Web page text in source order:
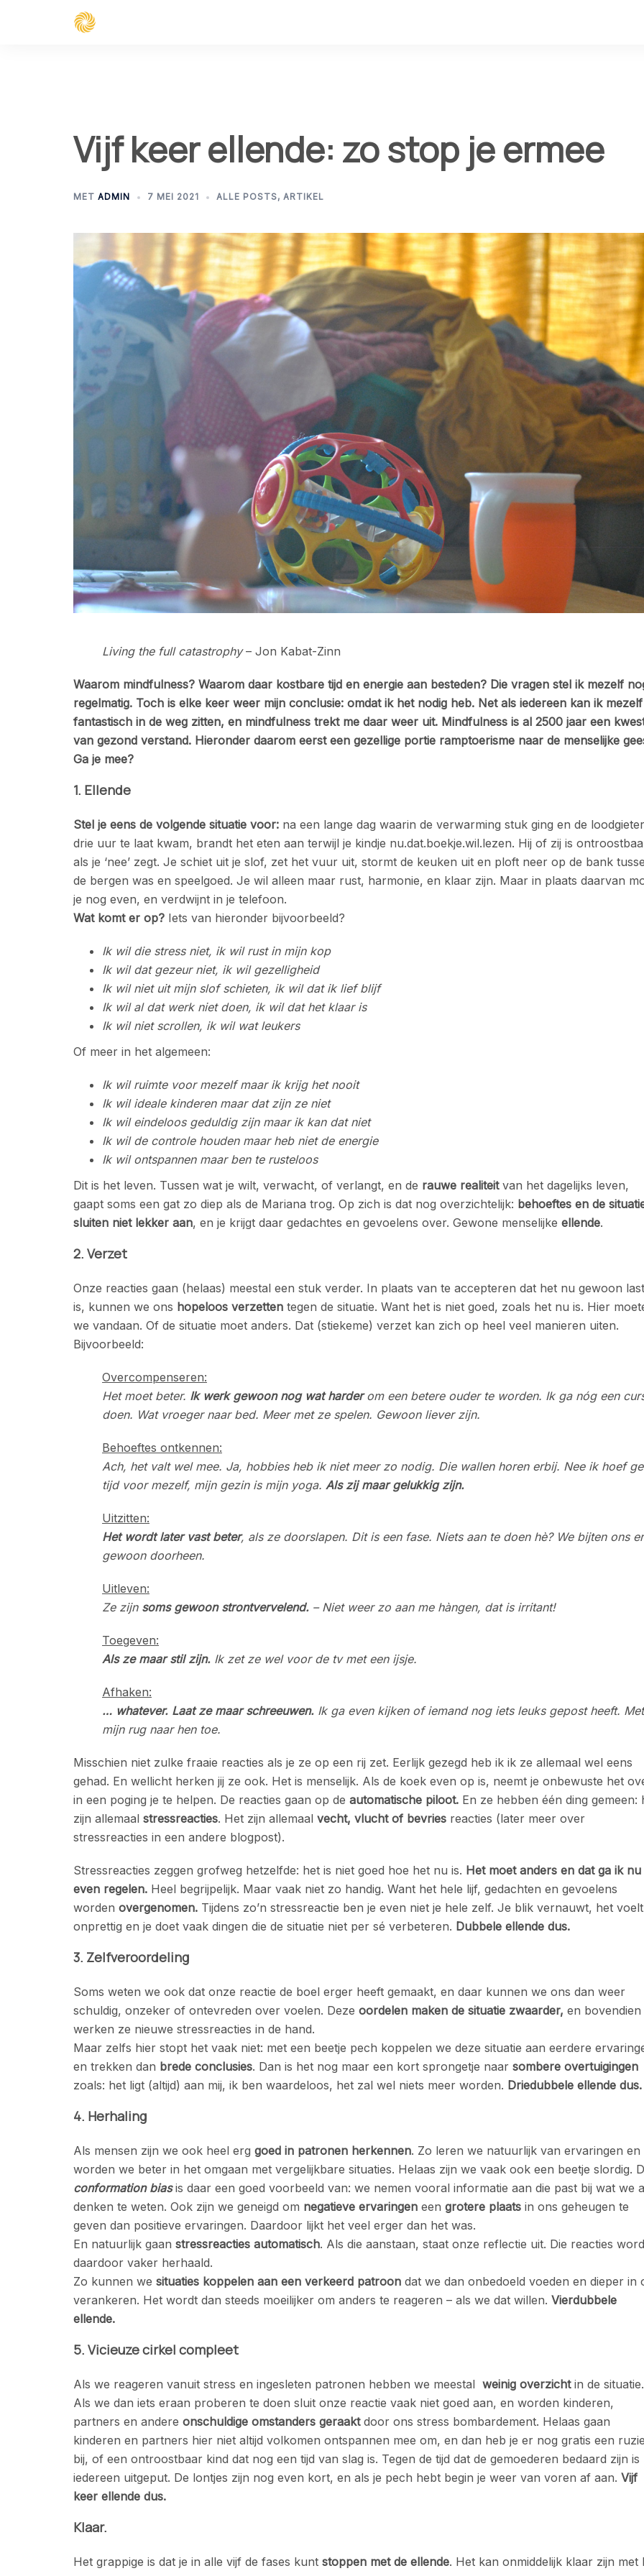
Vijf keer ellende: zo stop je ermee
MET ADMIN 7 MEI 2021 ALLE POSTS, ARTIKEL
Living the full catastrophy– Jon Kabat-Zinn
Waarom mindfulness? Waarom daar kostbare tijd en energie aan besteden? Die vragen stel ik mezelf
regelmatig. Toch is elke keer weer mijn conclusie: omdat ik het nodig heb. Net als iedereen kan ik mezelf
fantastisch in de weg zitten, en mindfulness trekt me daar weer uit. Mindfulness is al 2500 jaar een
van gezond verstand. Hieronder daarom eerst een gezellige portie ramptoerisme naar de menselijke
Ga je mee?
1. Ellende
Stel je eens de volgende situatie voor: na een lange dag waarin de verwarming stuk ging en de loodgieter
drie uur te laat kwam, brandt het eten aan terwijl je kindje nu.dat.boekje.wil.lezen. Hij of zij is
als je ‘nee’ zegt. Je schiet uit je slof, zet het vuur uit, stormt de keuken uit en ploft neer op de bank
de bergen was en speelgoed. Je wil alleen maar rust, harmonie, en klaar zijn. Maar in plaats daarvan
je nog even, en verdwijnt in je telefoon.
Wat komt er op? Iets van hieronder bijvoorbeeld?
Ik wil die stress niet, ik wil rust in mijn kop
Ik wil dat gezeur niet, ik wil gezelligheid
Ik wil niet uit mijn slof schieten, ik wil dat ik lief blijf
Ik wil al dat werk niet doen, ik wil dat het klaar is
Ik wil niet scrollen, ik wil wat leukers
Of meer in het algemeen:
Ik wil ruimte voor mezelf maar ik krijg het nooit
Ik wil ideale kinderen maar dat zijn ze niet
Ik wil eindeloos geduldig zijn maar ik kan dat niet
Ik wil de controle houden maar heb niet de energie
Ik wil ontspannen maar ben te rusteloos
Dit is het leven. Tussen wat je wilt, verwacht, of verlangt, en de rauwe realiteitvan het dagelijks leven,
gaapt soms een gat zo diep als de Mariana trog. Op zich is dat nog overzichtelijk: behoeftes en de
sluiten niet lekker aan, en je krijgt daar gedachtes en gevoelens over. Gewone menselijke ellende.
2. Verzet
Onze reacties gaan (helaas) meestal een stuk verder. In plaats van te accepteren dat het nu gewoon
is, kunnen we ons hopeloos verzetten tegen de situatie. Want het is niet goed, zoals het nu is. Hier
we vandaan. Of de situatie moet anders. Dat (stiekeme) verzet kan zich op heel veel manieren uiten.
Bijvoorbeeld:
Overcompenseren:
Het moet beter. Ik werk gewoon nog wat harderom een betere ouder te worden. Ik ga nóg een
doen. Wat vroeger naar bed. Meer met ze spelen. Gewoon liever zijn.
Behoeftes ontkennen:
Ach, het valt wel mee. Ja, hobbies heb ik niet meer zo nodig. Die wallen horen erbij. Nee ik hoef
tijd voor mezelf, mijn gezin is mijn yoga. Als zij maar gelukkig zijn.
Uitzitten:
Het wordt later vastbeter, als ze doorslapen. Dit is een fase. Niets aan te doen hè? We bijten ons er
gewoon doorheen.
Uitleven:
Ze zijn soms gewoon strontvervelend. – Niet weer zo aan me hàngen, dat is irritant!
Toegeven:
Als ze maar stil zijn. Ik zet ze wel voor de tv met een ijsje.
Afhaken:
… whatever. Laat ze maar schreeuwen. Ik ga even kijken of iemand nog iets leuks gepost heeft. Met
mijn rug naar hen toe.
Misschien niet zulke fraaie reacties als je ze op een rij zet. Eerlijk gezegd heb ik ik ze allemaal wel eens
gehad. En wellicht herken jij ze ook. Het is menselijk. Als de koek even op is, neemt je onbewuste het
in een poging je te helpen. De reacties gaan op de automatische piloot. En ze hebben één ding gemeen:
zijn allemaal stressreacties. Het zijn allemaal vecht, vlucht of bevries reacties (later meer over
stressreacties in een andere blogpost).
Stressreacties zeggen grofweg hetzelfde: het is niet goed hoe het nu is. Het moet anders en dat ga ik nu
even regelen. Heel begrijpelijk. Maar vaak niet zo handig. Want het hele lijf, gedachten en gevoelens
worden overgenomen. Tijdens zo’n stressreactie ben je even niet je hele zelf. Je blik vernauwt, het voelt
onprettig en je doet vaak dingen die de situatie niet per sé verbeteren. Dubbele ellende dus.
3. Zelfveroordeling
Soms weten we ook dat onze reactie de boel erger heeft gemaakt, en daar kunnen we ons dan weer
schuldig, onzeker of ontevreden over voelen. Deze oordelen maken de situatie zwaarder, en bovendien
werken ze nieuwe stressreacties in de hand.
Maar zelfs hier stopt het vaak niet: met een beetje pech koppelen we deze situatie aan eerdere
en trekken dan brede conclusies. Dan is het nog maar een kort sprongetje naar sombere overtuigingen
zoals: het ligt (altijd) aan mij, ik ben waardeloos, het zal wel niets meer worden. Driedubbele ellende dus.
4. Herhaling
Als mensen zijn we ook heel erg goed in patronen herkennen. Zo leren we natuurlijk van ervaringen en
worden we beter in het omgaan met vergelijkbare situaties. Helaas zijn we vaak ook een beetje slordig.
conformation bias is daar een goed voorbeeld van: we nemen vooral informatie aan die past bij wat we
denken te weten. Ook zijn we geneigd om negatieve ervaringen een grotere plaats in ons geheugen te
geven dan positieve ervaringen. Daardoor lijkt het veel erger dan het was.
En natuurlijk gaan stressreacties automatisch. Als die aanstaan, staat onze reflectie uit. Die reacties
daardoor vaker herhaald.
Zo kunnen we situaties koppelen aan een verkeerd patroon dat we dan onbedoeld voeden en dieper in
verankeren. Het wordt dan steeds moeilijker om anders te reageren – als we dat willen. Vierdubbele
ellende.
5. Vicieuze cirkel compleet
Als we reageren vanuit stress en ingesleten patronen hebben we meestal weinig overzichtin de situatie.
Als we dan iets eraan proberen te doen sluit onze reactie vaak niet goed aan, en worden kinderen,
partners en andere onschuldige omstanders geraaktdoor ons stress bombardement. Helaas gaan
kinderen en partners hier niet altijd volkomen ontspannen mee om, en dan heb je er nog gratis een
bij, of een ontroostbaar kind dat nog een tijd van slag is. Tegen de tijd dat de gemoederen bedaard zijn is
iedereen uitgeput. De lontjes zijn nog even kort, en als je pech hebt begin je weer van voren af aan. Vijf
keer ellende dus.
Klaar.
Het grappige is dat je in alle vijf de fases kunt stoppen met de ellende. Het kan onmiddelijk klaar zijn met